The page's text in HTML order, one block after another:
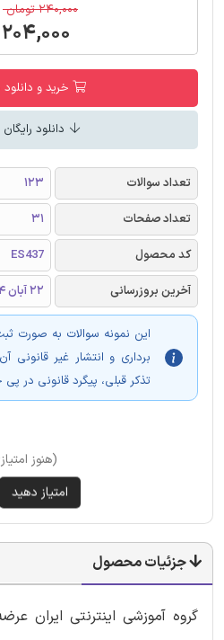
۲۴۰,۰۰۰ تومان
۲۰۴,۰۰۰
خرید و
دانلود
تعداد سوالات
123
تعداد صفحات
31
کد محصول
ES437
آخرین بروزرسانی
22 آبان 1404
این نمونه سوالات به صورت
برداری و انتشار غیر
تذکر قبلی، پیگرد قانونی در
(هنوز
جزئیات محصول
گروه آموزشی اینترنتی ایران